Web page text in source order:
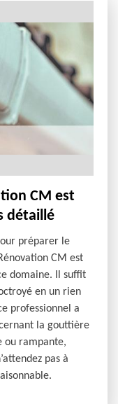
CM est
détaillé
préparer le
CM est
domaine. Il suffit
en un rien
professionnel a
la gouttière
ou rampante,
pas à